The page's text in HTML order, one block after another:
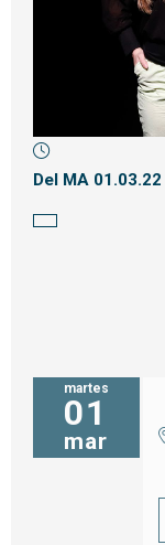
Diapositiva 1 de 1
Del MA 01.03.22
martes
01
mar